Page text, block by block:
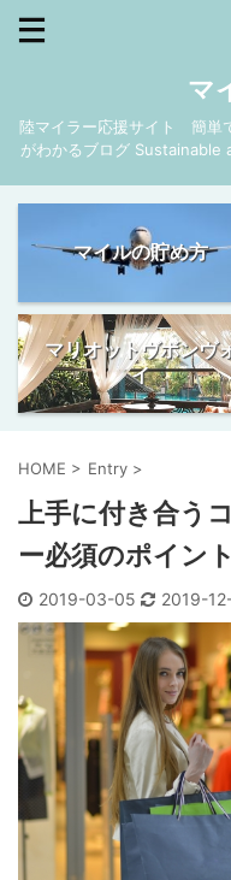
マ
陸マイラー応援サイト 簡単
がわかるブログ
マイルの貯め方
マリオットヴボンヴ
イ
HOME > Entry >
上手に付き合う
ー必須のポイン
2019-03-05 2019-